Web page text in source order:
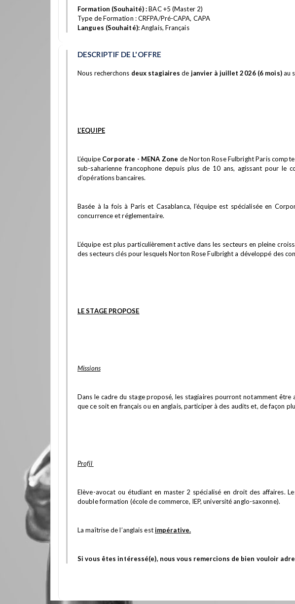
Formation (Souhaité) :BAC +5 (Master 2)
Type de Formation : CRFPA/Pré-CAPA, CAPA
Langues (Souhaité):Anglais, Français
DESCRIPTIF DE L'OFFRE
Nous recherchons deux stagiaires de janvier à juillet 2026 (6 mois)au
L’EQUIPE
L’équipe Corporate - MENA Zone de Norton Rose Fulbright Paris
sub-saharienne francophone depuis plus de 10 ans, agissant pour le
d’opérations bancaires.
Basée à la fois à Paris et Casablanca, l’équipe est spécialisée en
concurrence et réglementaire.
L’équipe est plus particulièrement active dans les secteurs en pleine
des secteurs clés pour lesquels Norton Rose Fulbright a développé des
LE STAGE PROPOSE
Missions
Dans le cadre du stage proposé, les stagiaires pourront notamment
que ce soit en français ou en anglais, participer à des audits et, de façon
Profil
Elève-avocat ou étudiant en master 2 spécialisé en droit des affaires.
double formation (école de commerce, IEP, université anglo-saxonne).
La maîtrise de l’anglais estimpérative.
Si vous êtes intéressé(e), nous vous remercions de bien vouloir